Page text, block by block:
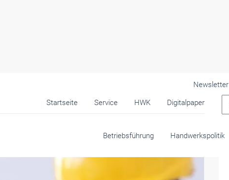
Startseite Service HWK Digitalpaper
Newsletter
Betriebsführung Handwerkspolitik